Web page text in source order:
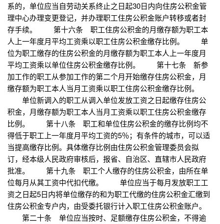
系的，单位应当自劳动关系终止之日起30日内向住房公积金管
理中心办理变更登记，并办理职工住房公积金账户转移或者封
存手续。 第十六条 职工住房公积金的月缴存额为职工本
人上一年度月平均工资乘以职工住房公积金缴存比例。 单
位为职工缴存的住房公积金的月缴存额为职工本人上一年度月
平均工资乘以单位住房公积金缴存比例。 第十七条 新参
加工作的职工从参加工作的第二个月开始缴存住房公积金，月
缴存额为职工本人当月工资乘以职工住房公积金缴存比例。
单位新调入的职工从调入单位发放工资之日起缴存住房公
积金，月缴存额为职工本人当月工资乘以职工住房公积金缴存
比例。 第十八条 职工和单位住房公积金的缴存比例均不
得低于职工上一年度月平均工资的5％；有条件的城市，可以适
当提高缴存比例。具体缴存比例由住房公积金管理委员会拟
订，经本级人民政府审核后，报省、自治区、直辖市人民政府
批准。 第十九条 职工个人缴存的住房公积金，由所在单
位每月从其工资中代扣代缴。 单位应当于每月发放职工工
资之日起5日内将单位缴存的和为职工代缴的住房公积金汇缴到
住房公积金专户内，由受委托银行计入职工住房公积金账户。
第二十条 单位应当按时、足额缴存住房公积金，不得逾